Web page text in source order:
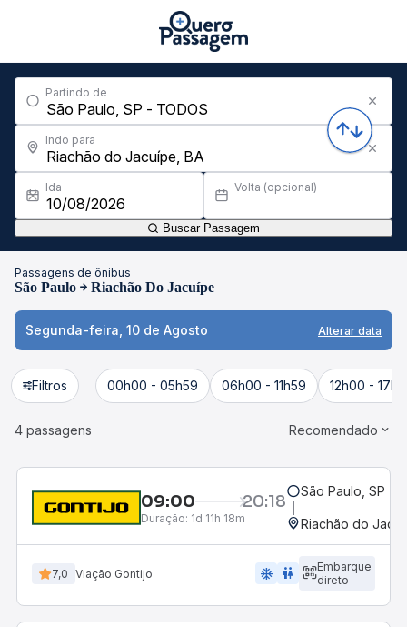
Partindo de
Indo para
Ida Volta (opcional)
Buscar Passagem
Passagens de ônibus
São Paulo Riachão Do Jacuípe
Segunda-feira, 10 de Agosto Alterar data
Filtros 00h00 - 05h59 06h00 - 11h59 12h00 -
4 passagens Recomendado
09:00 20:18
Duração: 1d 11h 18m
São Paulo, SP -
Riachão do
7,0 Viação Gontijo ac_unit wc
Embarque
direto